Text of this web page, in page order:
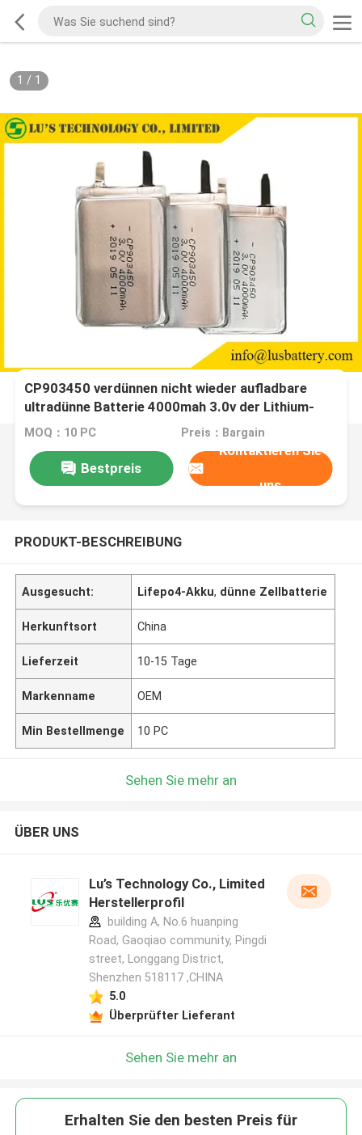
1 / 1
CP903450 verdünnen nicht wieder aufladbare
ultradünne Batterie 4000mah 3.0v der Lithium-
Batterie 3V flache Lithium-Batterie der Zellen
MOQ：10 PC Preis：Bargain
Bestpreis
Kontaktieren Sie
uns
PRODUKT-BESCHREIBUNG
Ausgesucht: Lifepo4-Akku, dünne Zellbatterie
Herkunftsort China
Lieferzeit 10-15 Tage
Markenname OEM
Min Bestellmenge 10 PC
Sehen Sie mehr an
ÜBER UNS
Lu’s Technology Co., Limited
Herstellerprofil
building A, No.6 huanping
Road, Gaoqiao community, Pingdi
street, Longgang District,
Shenzhen 518117 ,CHINA
5.0
Überprüfter Lieferant
Sehen Sie mehr an
Erhalten Sie den besten Preis für